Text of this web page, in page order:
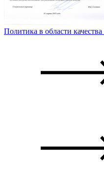
Политика в области